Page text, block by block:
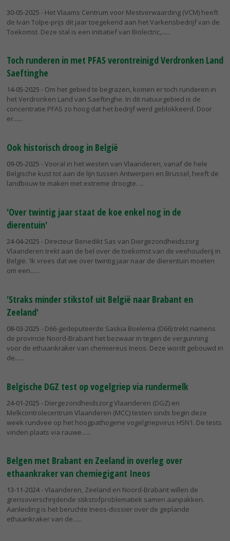
30-05-2025 - Het Vlaams Centrum voor Mestverwaarding (VCM) heeft
de Ivan Tolpe-prijs dit jaar toegekend aan het Varkensbedrijf van de
Toekomst. Deze stal is een initiatief van Biolectric,...
Toch runderen in met PFAS verontreinigd Verdronken Land
Saeftinghe
14-05-2025 - Om het gebied te begrazen, komen er toch runderen in
het Verdronken Land van Saeftinghe. In dit natuurgebied is de
concentratie PFAS zo hoog dat het bedrijf werd geblokkeerd. Door
er...
Ook historisch droog in België
09-05-2025 - Vooral in het westen van Vlaanderen, vanaf de hele
Belgische kust tot aan de lijn tussen Antwerpen en Brussel, heeft de
landbouw te maken met extreme droogte.
'Over twintig jaar staat de koe enkel nog in de
dierentuin'
24-04-2025 - Directeur Benedikt Sas van Diergezondheidszorg
Vlaanderen trekt aan de bel over de toekomst van de veehouderij in
België. 'Ik vrees dat we over twintig jaar naar de dierentuin moeten
om een...
'Straks minder stikstof uit België naar Brabant en
Zeeland'
08-03-2025 - D66-gedeputeerde Saskia Boelema (D66) trekt namens
de provincie Noord-Brabant het bezwaar in tegen de vergunning
voor de ethaankraker van chemiereus Ineos. Deze wordt gebouwd in
de...
Belgische DGZ test op vogelgriep via rundermelk
24-01-2025 - Diergezondheidszorg Vlaanderen (DGZ) en
Melkcontrolecentrum Vlaanderen (MCC) testen sinds begin deze
week rundvee op het hoogpathogene vogelgriepvirus H5N1. De tests
vinden plaats via rauwe...
Belgen met Brabant en Zeeland in overleg over
ethaankraker van chemiegigant Ineos
13-11-2024- Vlaanderen, Zeeland en Noord-Brabant willen de
grensoverschrijdende stikstofproblematiek samen aanpakken.
Aanleiding is het beruchte Ineos-dossier over de geplande
ethaankraker van de...